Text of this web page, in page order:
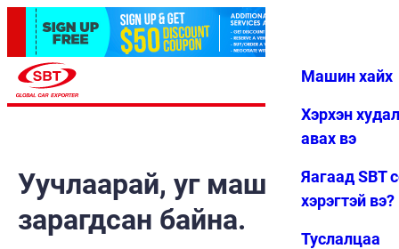
Дуртай Цэс
Машин хайх
Хэрхэн
авах вэ
Яагаад SBT
хэрэгтэй вэ?
Туслалцаа
Уучлаарай, уг машин
зарагдсан байна.